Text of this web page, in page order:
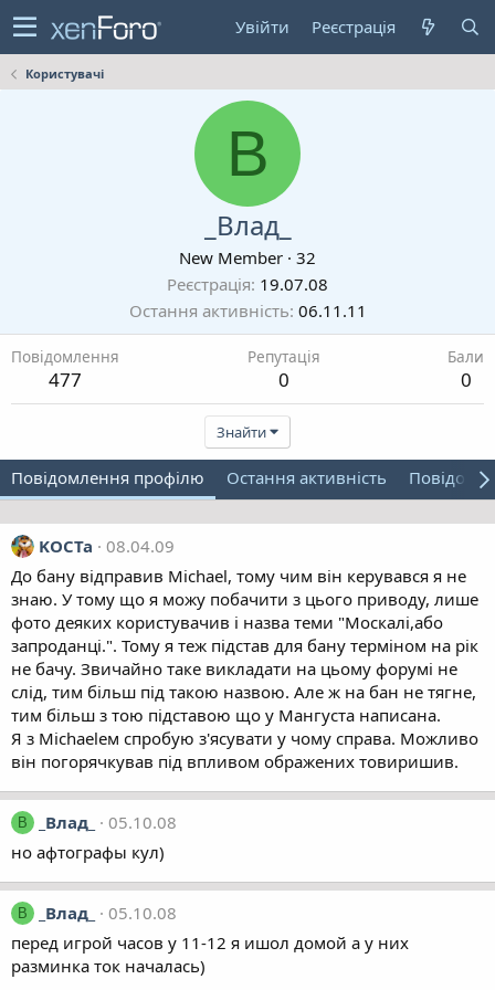
Увійти Реєстрація
Користувачі
В
_Влад_
New Member · 32
Реєстрація 19.07.08
Остання активність 06.11.11
Повідомлення
477
Репутація
0
Бали
0
Знайти
Повідомлення профілю Остання активність
KOCTa
08.04.09
До бану відправив Michael, тому чим він керувався я не
знаю. У тому що я можу побачити з цього приводу, лише
фото деяких користувачив і назва теми "Москалі,або
запроданці.". Тому я теж підстав для бану терміном на рік
не бачу. Звичайно таке викладати на цьому форумі не
слід, тим більш під такою назвою. Але ж на бан не тягне,
тим більш з тою підставою що у Мангуста написана.
Я з Michaelем спробую з'ясувати у чому справа. Можливо
він погорячкував під впливом ображених товиришив.
В _Влад_
05.10.08
но афтографы кул)
В _Влад_
05.10.08
перед игрой часов у 11-12 я ишол домой а у них
разминка ток началась)